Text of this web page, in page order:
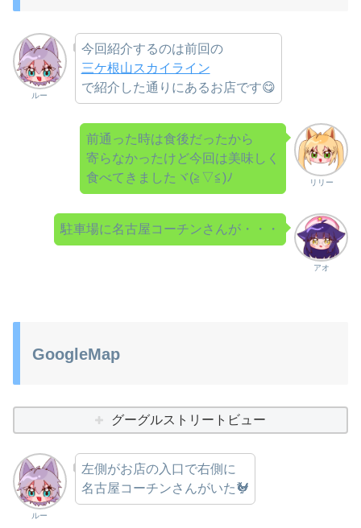
ルー
今回紹介するのは前回の
三ケ根山スカイライン
で紹介した通りにあるお店です😋
リリー
前通った時は食後だったから
寄らなかったけど今回は美味しく
食べてきましたヾ(≧▽≦)ﾉ
アオ
駐車場に名古屋コーチンさんが・・・
GoogleMap
グーグルストリートビュー
ルー
左側がお店の入口で右側に
名古屋コーチンさんがいた🐓